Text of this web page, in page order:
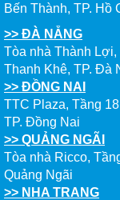
Bến Thành, TP. Hồ
>> ĐÀ NẴNG
Tòa nhà Thành
Thanh Khê, TP. Đà
>> ĐỒNG NAI
TTC Plaza, Tầng
TP. Đồng Nai
>> QUẢNG NGÃI
Tòa nhà Ricco,
Quảng Ngãi
>> NHA TRANG